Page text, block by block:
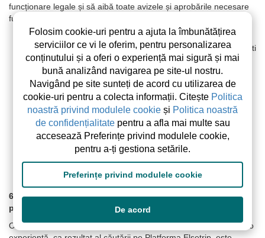
funcționare legale și să aibă toate avizele și aprobările necesare
funcționării, valabile.
Abonamente listare experiențe.Publicarea unei
experiențe pe site-ul Elsetrip.com implică obligația de a plăti
un abonament anual către Elsetrip. Pentru fiecare din cele
șase subcategorii din rubrica experiențe există câte un
abonament anual fix. Pentru listarea fiecărei experiențe în
parte veți plăti un abonament separat.
Perioadă de promovare gratuită. Publicarea
Experiențelor va fi gratuită în cadrul primelor 4 luni de zile,
de la crearea contului aferent furnizorului de experiențe. În
mod excepțional, anumiți furnizori de experiențe sunt
publicați în platforma Elsetrip în mod gratuit pentru o
perioadă nelimitată de timp. Acești furnizori de Experiențe
sunt cei din rubricile Meșteșuguri, Artă și Workshop.
6.2 Ordinea afișării unităților de cazare și a experiențelor
publicate.
Ordinea în care este afișată o listare, fie o unitate de cazare, fie o
Folosim cookie-uri pentru a ajuta la îmbunătățirea
serviciilor ce vi le oferim, pentru personalizarea
conținutului și a oferi o experiență mai sigură și mai
bună analizând navigarea pe site-ul nostru.
Navigând pe site sunteți de acord cu utilizarea de
cookie-uri pentru a colecta informații. Citește Politica
noastră privind modulele cookie și Politica noastră
de confidențialitatepentru a afla mai multe sau
accesează Preferințe privind modulele cookie,
pentru a-ți gestiona setările.
Preferințe privind modulele cookie
De acord